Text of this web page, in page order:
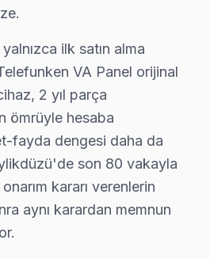
₺500 – ₺2.000
₺250 – ₺600
₺350 – ₺900
₺1.500 – ₺8.000 (boyut ve
₺500 – ₺1.800
ve hata giderme: ₺200 – ₺500
— Beylikdüzü
arıza teşhisi (tamir yapılırsa)
parça ve işçilik fiyatları ayrı
nakit veya kredi kartı ile
ilk satın alma
VA Panel orijinal
2 yıl parça
ömrüyle hesaba
fayda dengesi daha da
son 80 vakayla
kararı verenlerin
aynı karardan memnun